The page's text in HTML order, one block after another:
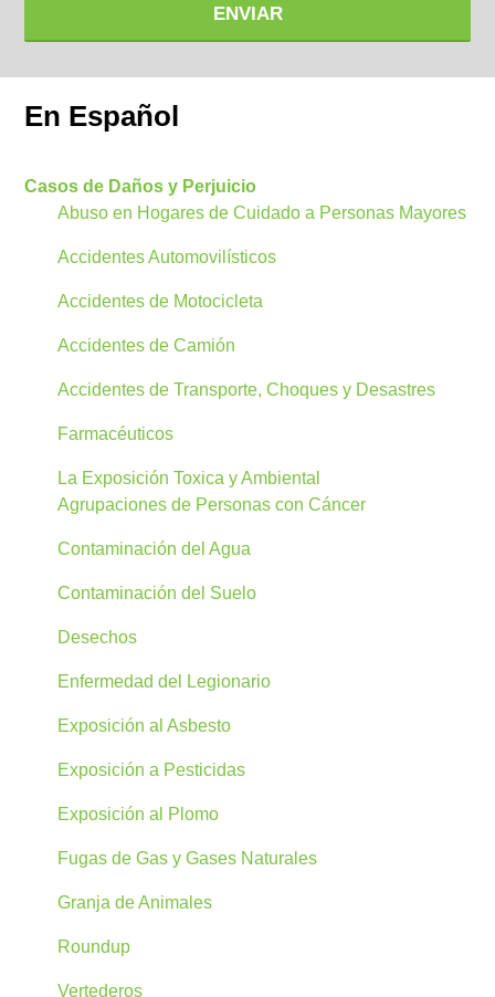
ENVIAR
En Español
Casos de Daños y Perjuicio
Abuso en Hogares de Cuidado a Personas Mayores
Accidentes Automovilísticos
Accidentes de Motocicleta
Accidentes de Camión
Accidentes de Transporte, Choques y Desastres
Farmacéuticos
La Exposición Toxica y Ambiental
Agrupaciones de Personas con Cáncer
Contaminación del Agua
Contaminación del Suelo
Desechos
Enfermedad del Legionario
Exposición al Asbesto
Exposición a Pesticidas
Exposición al Plomo
Fugas de Gas y Gases Naturales
Granja de Animales
Roundup
Vertederos